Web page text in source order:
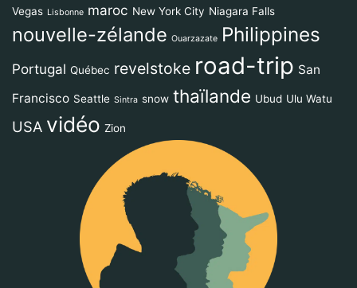
Vegas Lisbonne maroc New York City Niagara Falls
nouvelle-zélande Ouarzazate Philippines
Portugal Québec revelstoke road-trip San
Francisco Seattle Sintra snow thaïlande Ubud Ulu Watu
USA vidéo Zion